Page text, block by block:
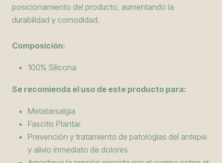
posicionamiento del producto, aumentando la
durabilidad y comodidad.
Composición:
100% Silicona
Se recomienda el uso de este producto para:
Metatarsalgia
Fascitis Plantar
Prevención y tratamiento de patologías del antepie
y alivio inmediato de dolores